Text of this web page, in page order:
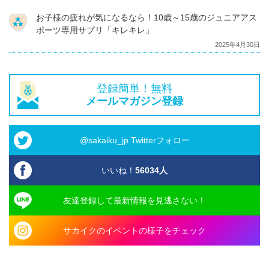
お子様の疲れが気になるなら！10歳～15歳のジュニアアス
ポーツ専用サプリ「キレキレ」
2025年4月30日
登録簡単！無料
メールマガジン登録
@sakaiku_jp Twitterフォロー
いいね！ 56034人
友達登録して最新情報を見逃さない！
サカイクのイベントの様子をチェック